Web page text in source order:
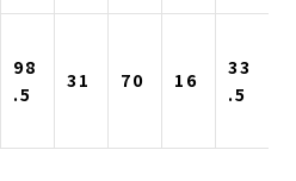
98
.5
31 70 16
33
.5